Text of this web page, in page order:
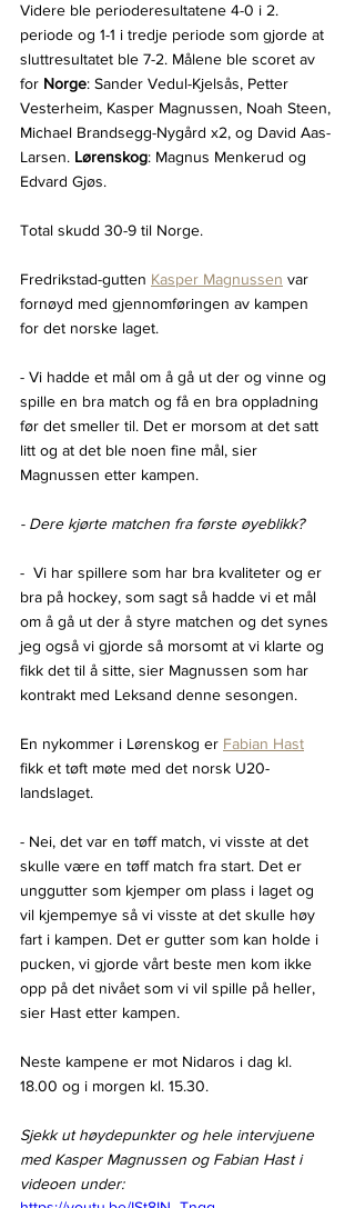
Videre ble perioderesultatene 4-0 i 2.
periode og 1-1 i tredje periode som gjorde at
sluttresultatet ble 7-2. Målene ble scoret av
for Norge: Sander Vedul-Kjelsås, Petter
Vesterheim, Kasper Magnussen, Noah Steen,
Michael Brandsegg-Nygård x2, og David Aas-
Larsen. Lørenskog: Magnus Menkerud og
Edvard Gjøs.
Total skudd 30-9 til Norge.
Fredrikstad-gutten Kasper Magnussen var
fornøyd med gjennomføringen av kampen
for det norske laget.
- Vi hadde et mål om å gå ut der og vinne og
spille en bra match og få en bra oppladning
før det smeller til. Det er morsom at det satt
litt og at det ble noen fine mål, sier
Magnussen etter kampen.
- Dere kjørte matchen fra første øyeblikk?
-  Vi har spillere som har bra kvaliteter og er
bra på hockey, som sagt så hadde vi et mål
om å gå ut der å styre matchen og det synes
jeg også vi gjorde så morsomt at vi klarte og
fikk det til å sitte, sier Magnussen som har
kontrakt med Leksand denne sesongen.
En nykommer i Lørenskog er Fabian Hast
fikk et tøft møte med det norsk U20-
landslaget.
- Nei, det var en tøff match, vi visste at det
skulle være en tøff match fra start. Det er
unggutter som kjemper om plass i laget og
vil kjempemye så vi visste at det skulle høy
fart i kampen. Det er gutter som kan holde i
pucken, vi gjorde vårt beste men kom ikke
opp på det nivået som vi vil spille på heller,
sier Hast etter kampen.
Neste kampene er mot Nidaros i dag kl.
18.00 og i morgen kl. 15.30.
Sjekk ut høydepunkter og hele intervjuene
med Kasper Magnussen og Fabian Hast i
videoen under: